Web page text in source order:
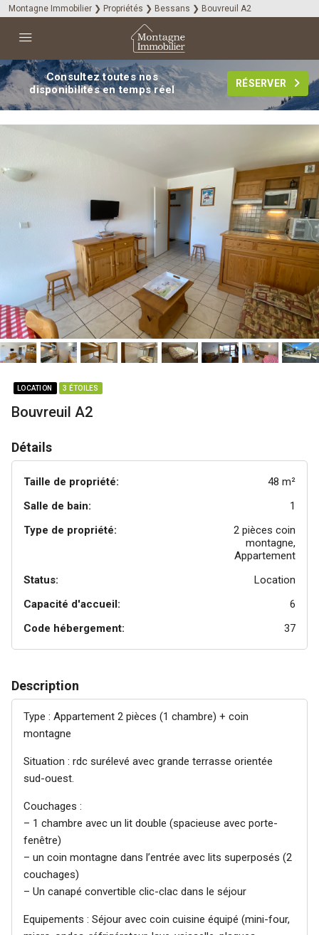
Montagne Immobilier ❯ Propriétés ❯ Bessans ❯ Bouvreuil A2
Consultez toutes nos
disponibilités en temps réel
RÉSERVER
LOCATION 3 ÉTOILES
Bouvreuil A2
Détails
Taille de propriété:
48 m²
Salle de bain:
1
Type de propriété:
2 pièces coin
montagne,
Appartement
Status:
Location
Capacité d'accueil:
6
Code hébergement:
37
Description
Type : Appartement 2 pièces (1 chambre) + coin
montagne
Situation : rdc surélevé avec grande terrasse orientée
sud-ouest.
Couchages :
– 1 chambre avec un lit double (spacieuse avec porte-
fenêtre)
– un coin montagne dans l’entrée avec lits superposés (2
couchages)
– Un canapé convertible clic-clac dans le séjour
Equipements : Séjour avec coin cuisine équipé (mini-four,